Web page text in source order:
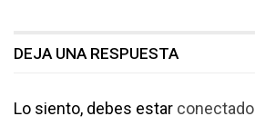
DEJA UNA RESPUESTA
Lo siento, debes estar conectado